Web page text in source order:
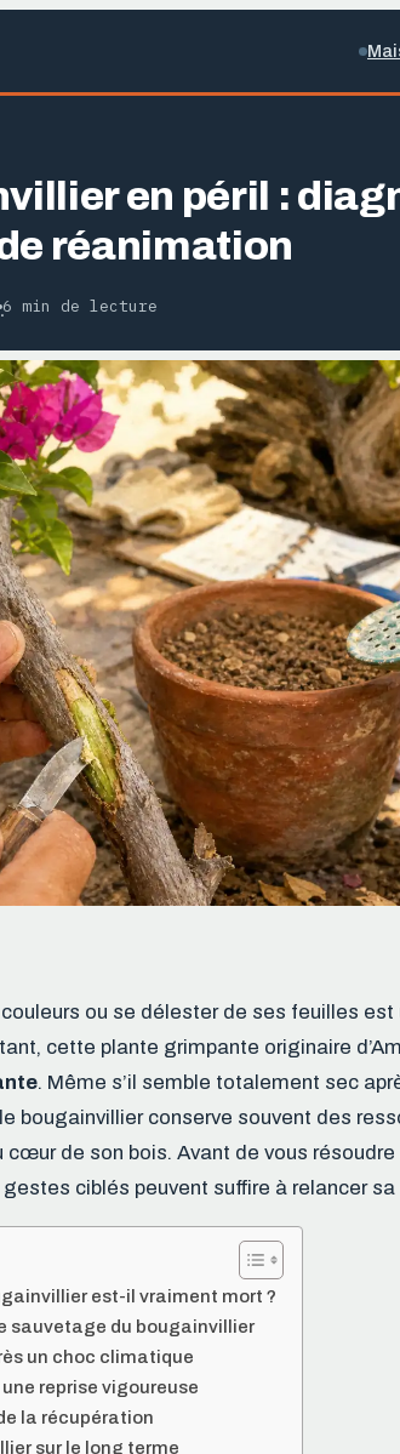
en péril :
réanimation
6 min de lecture
ou se délester de ses feuilles est
cette plante grimpante originaire
. Même s’il semble totalement sec
bougainvillier conserve souvent des
de son bois. Avant de vous résoudre
ciblés peuvent suffire à relancer sa
est-il vraiment mort ?
sauvetage du bougainvillier
un choc climatique
reprise vigoureuse
la récupération
sur le long terme